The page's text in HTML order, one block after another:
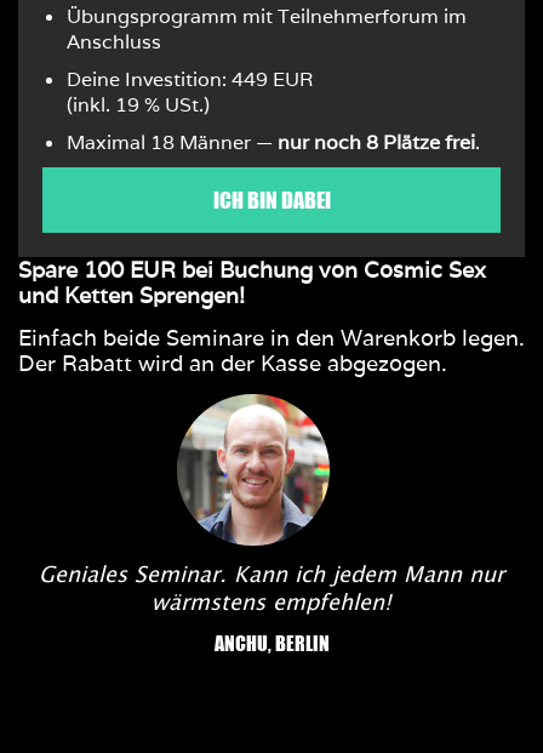
Übungsprogramm mit Teilnehmerforum im
Anschluss
Deine Investition: 449 EUR
(inkl. 19 % USt.)
Maximal 18 Männer — nur noch 8 Plätze frei.
ICH BIN DABEI
Spare 100 EUR bei Buchung von Cosmic Sex
und Ketten Sprengen!
Einfach beide Seminare in den Warenkorb legen.
Der Rabatt wird an der Kasse abgezogen.
Geniales Seminar. Kann ich jedem Mann nur
wärmstens empfehlen!
ANCHU, BERLIN